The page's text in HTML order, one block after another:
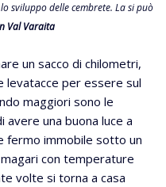
sviluppo delle cembrete. La si può
Val Varaita
un sacco di chilometri,
levatacce per essere sul
maggiori sono le
avere una buona luce a
fermo immobile sotto un
con temperature
volte si torna a casa